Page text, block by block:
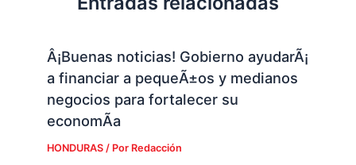
Â¡Buenas noticias! Gobierno ayudarÃ¡
a financiar a pequeÃ±os y medianos
negocios para fortalecer su
economÃ­a
HONDURAS/ Por Redacción